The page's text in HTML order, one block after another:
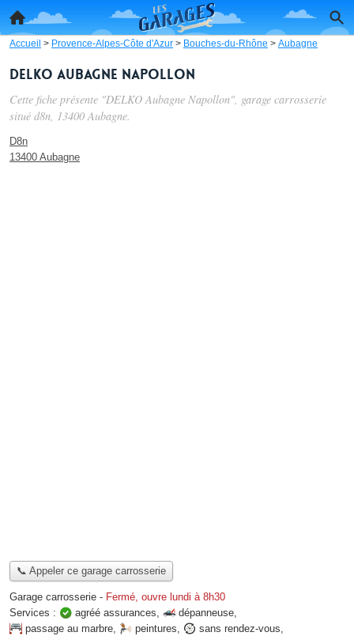
Accueil > Provence-Alpes-Côte d'Azur > Bouches-du-Rhône > Aubagne
DELKO Aubagne Napollon
Cette fiche présente "DELKO Aubagne Napollon", garage carrosserie
situé d8n, 13400 Aubagne.
D8n
13400 Aubagne
📞 Appeler ce garage carrosserie
Garage carrosserie - Fermé, ouvre lundi à 8h30
Services :
agréé assurances, dépanneuse,
passage au marbre, peintures, sans rendez-vous,